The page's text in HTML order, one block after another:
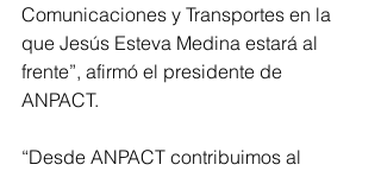
Comunicaciones y Transportes en la
que Jesús Esteva Medina estará al
frente”, afirmó el presidente de
ANPACT.
“Desde ANPACT contribuimos al